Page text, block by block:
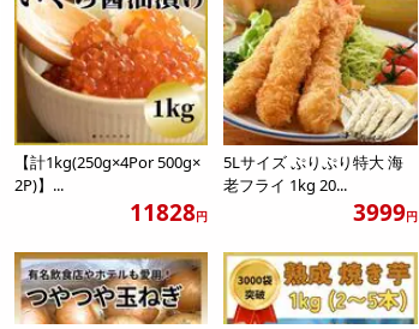
【計1kg(250g×4Por 500g×
2P)】...
11828円
5Lサイズ ぷりぷり特大 海
老フライ 1kg 20...
3999円